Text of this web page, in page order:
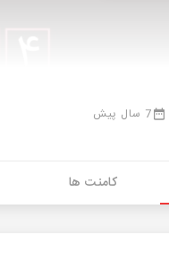
7 سال پیش
کامنت ها